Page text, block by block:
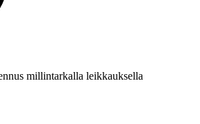
millintarkalla leikkauksella